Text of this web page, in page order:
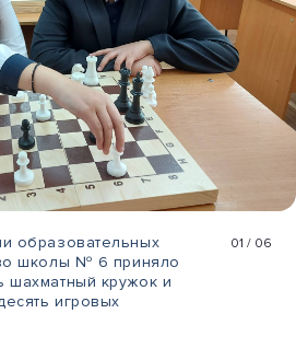
образовательных
школы № 6 приняло
шахматный кружок и
игровых
01 / 06